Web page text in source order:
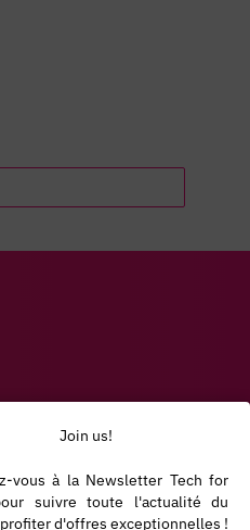
Join us!
vous à la Newsletter Tech for
suivre toute l'actualité du
d'offres exceptionnelles !